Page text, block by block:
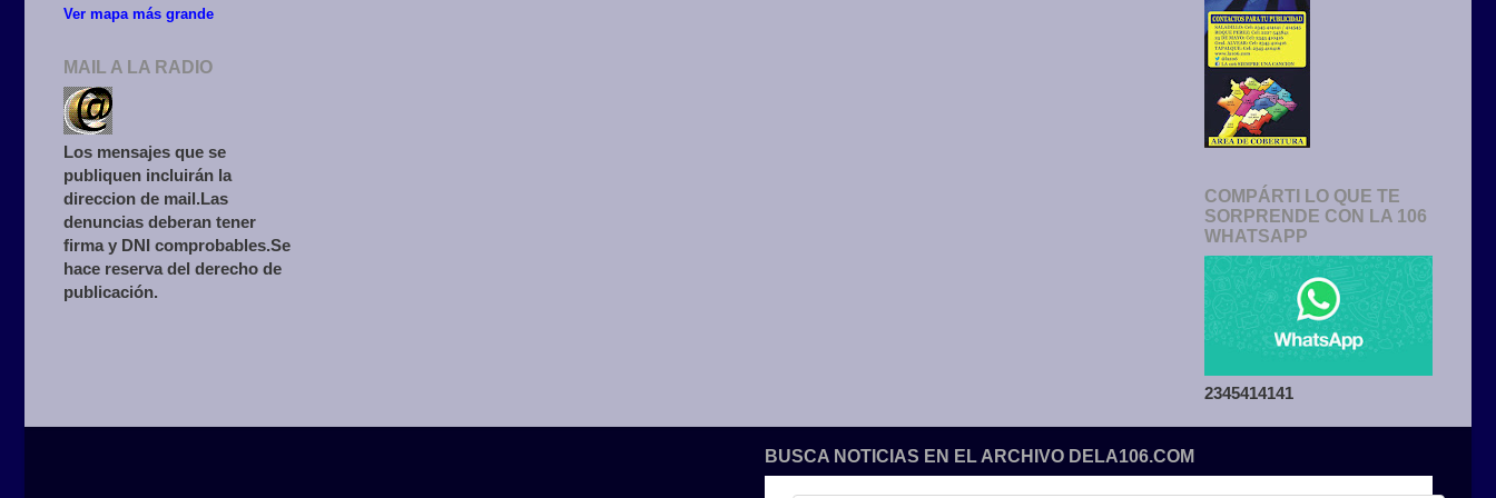
Ver mapa más grande
MAIL A LA RADIO
Los mensajes que se
publiquen incluirán la
direccion de mail.Las
denuncias deberan tener
firma y DNI comprobables.Se
hace reserva del derecho de
publicación.
COMPÁRTI LO QUE TE
SORPRENDE CON LA 106
WHATSAPP
2345414141
BUSCA NOTICIAS EN EL ARCHIVO DELA106.COM